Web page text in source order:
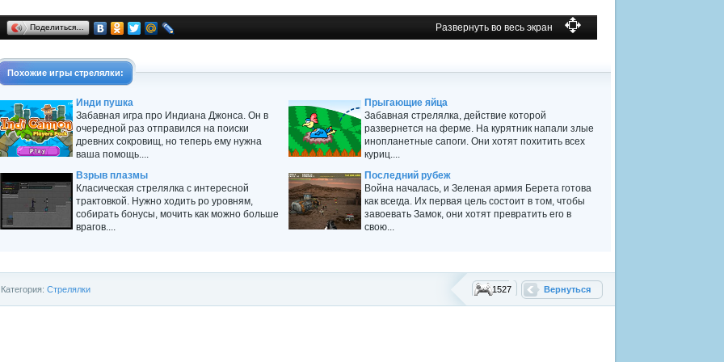
Поделиться… Развернуть во весь экран
Похожие игры стрелялки:
Инди пушка
Забавная игра про Индиана Джонса. Он в
очередной раз отправился на поиски
древних сокровищ, но теперь ему нужна
ваша помощь....
Прыгающие яйца
Забавная стрелялка, действие которой
развернется на ферме. На курятник напали злые
инопланетные сапоги. Они хотят похитить всех
куриц....
Взрыв плазмы
Класическая стрелялка с интересной
трактовкой. Нужно ходить ро уровням,
собирать бонусы, мочить как можно больше
врагов....
Последний рубеж
Война началась, и Зеленая армия Берета готова
как всегда. Их первая цель состоит в том, чтобы
завоевать Замок, они хотят превратить его в
свою...
Вернуться
1527
Категория: Стрелялки